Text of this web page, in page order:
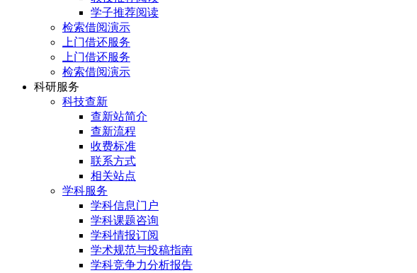
学子推荐阅读
检索借阅演示
上门借还服务
上门借还服务
检索借阅演示
科研服务
科技查新
查新站简介
查新流程
收费标准
联系方式
相关站点
学科服务
学科信息门户
学科课题咨询
学科情报订阅
学术规范与投稿指南
学科竞争力分析报告